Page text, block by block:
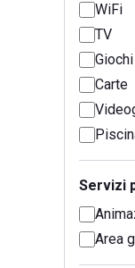
WiFi
TV
Carte
Servizi
Area